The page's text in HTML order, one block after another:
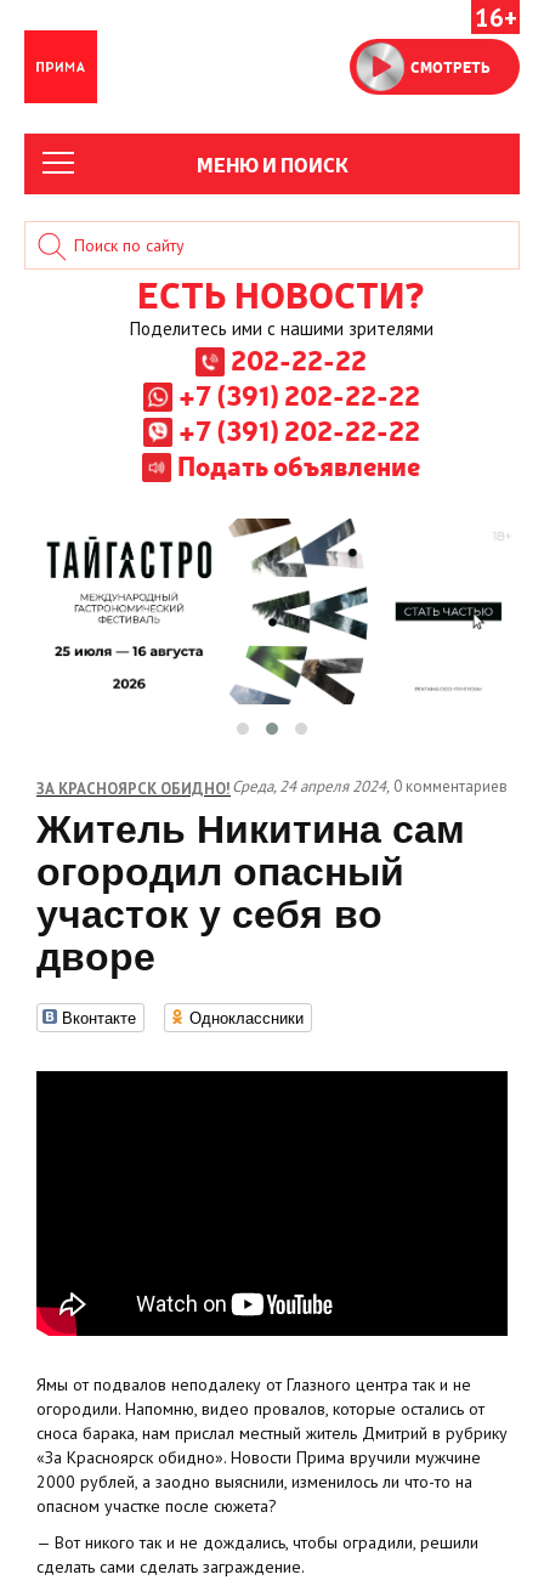
16+
СМОТРЕТЬ
МЕНЮ И ПОИСК
ЕСТЬ НОВОСТИ?
Поделитесь ими с нашими зрителями
202-22-22
+7 (391) 202-22-22
+7 (391) 202-22-22
Подать объявление
ЗА КРАСНОЯРСК ОБИДНО!Среда, 24 апреля 2024, 0 комментариев
Житель Никитина сам
огородил опасный
участок у себя во
дворе
Вконтакте Одноклассники
Ямы от подвалов неподалеку от Глазного центра так и не
огородили. Напомню, видео провалов, которые остались от
сноса барака, нам прислал местный житель Дмитрий в рубрику
«За Красноярск обидно». Новости Прима вручили мужчине
2000 рублей, а заодно выяснили, изменилось ли что-то на
опасном участке после сюжета?
— Вот никого так и не дождались, чтобы оградили, решили
сделать сами сделать заграждение.